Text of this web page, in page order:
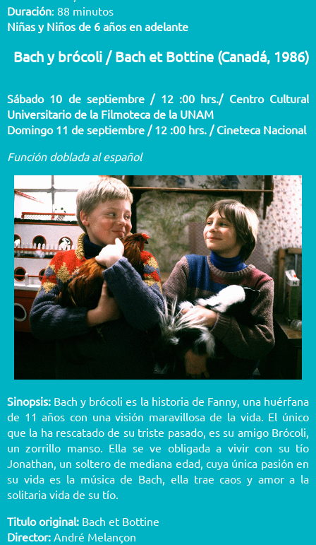
Duración: 88 minutos
Niñas y Niños de 6 años en adelante
Bach y brócoli / Bach et Bottine (Canadá, 1986)
Sábado 10 de septiembre / 12 :00 hrs./ Centro Cultural
Universitario de la Filmoteca de la UNAM
Domingo 11 de septiembre / 12 :00 hrs. / Cineteca Nacional
Función doblada al español
Sinopsis: Bach y brócoli es la historia de Fanny, una huérfana
de 11 años con una visión maravillosa de la vida. El único
que la ha rescatado de su triste pasado, es su amigo Brócoli,
un zorrillo manso. Ella se ve obligada a vivir con su tío
Jonathan, un soltero de mediana edad, cuya única pasión en
su vida es la música de Bach, ella trae caos y amor a la
solitaria vida de su tío.
Titulo original: Bach et Bottine
Director: André Melançon